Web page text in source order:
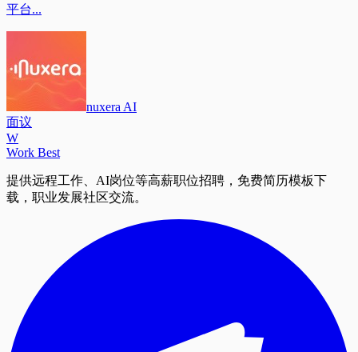
平台...
nuxera AI
面议
W
Work Best
提供远程工作、AI岗位等高薪职位招聘，免费简历模板下
载，职业发展社区交流。